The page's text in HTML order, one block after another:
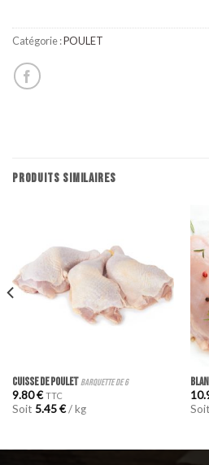
Catégorie :POULET
PRODUITS SIMILAIRES
CUISSE DE POULETbarquette de 6
9.80€ TTC
Soit 5.45€/ kg Soit